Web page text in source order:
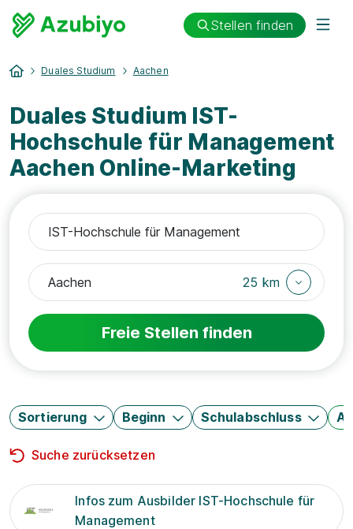
Stellen finden
Duales Studium Aachen
Duales Studium IST-
Hochschule für Management
Aachen Online-Marketing
25 km
Freie Stellen finden
Sortierung Beginn Schulabschluss
Suche zurücksetzen
Infos zum Ausbilder IST-Hochschule für
Management